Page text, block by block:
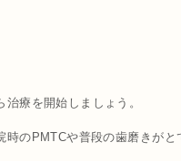
療を開始しましょう。
のPMTCや普段の歯磨きがと